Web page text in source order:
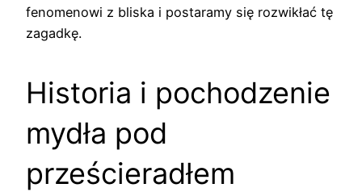
fenomenowi z bliska i postaramy się rozwikłać tę
zagadkę.
Historia i pochodzenie
mydła pod
prześcieradłem